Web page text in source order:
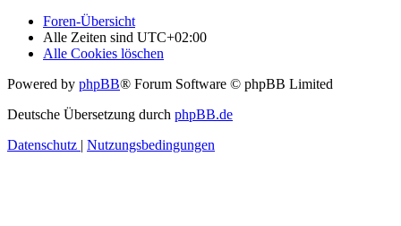
Foren-Übersicht
Alle Zeiten sind UTC+02:00
Alle Cookies löschen
Powered by phpBB® Forum Software © phpBB Limited
Deutsche Übersetzung durch phpBB.de
Datenschutz
Nutzungsbedingungen